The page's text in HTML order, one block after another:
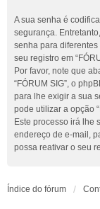
A sua senha é
segurança.
senha para
seu registro em
Por favor, note que
“FÓRUM SIG”, o
para lhe exigir a sua
pode utilizar a opção
Este processo irá lhe
endereço de e-mail,
possa reativar o seu
Índice do fórum